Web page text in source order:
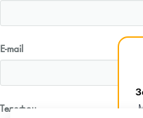
E-mail
Телефон